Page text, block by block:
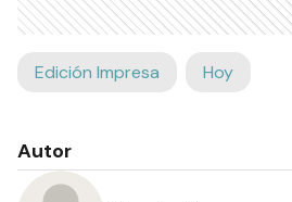
Edición Impresa Hoy
Autor